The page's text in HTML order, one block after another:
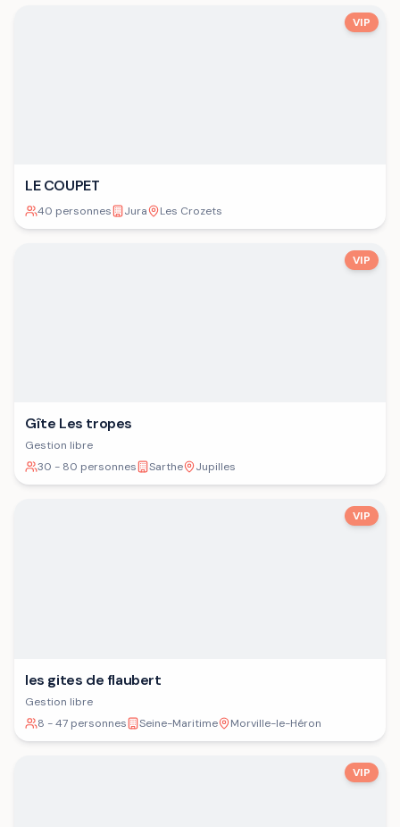
VIP
LE COUPET
40 personnes Jura Les Crozets
VIP
Gîte Les tropes
Gestion libre
30 - 80 personnes
Sarthe Jupilles
VIP
les gites de flaubert
Gestion libre
8 - 47 personnes
Seine-Maritime Morville-le-Héron
VIP